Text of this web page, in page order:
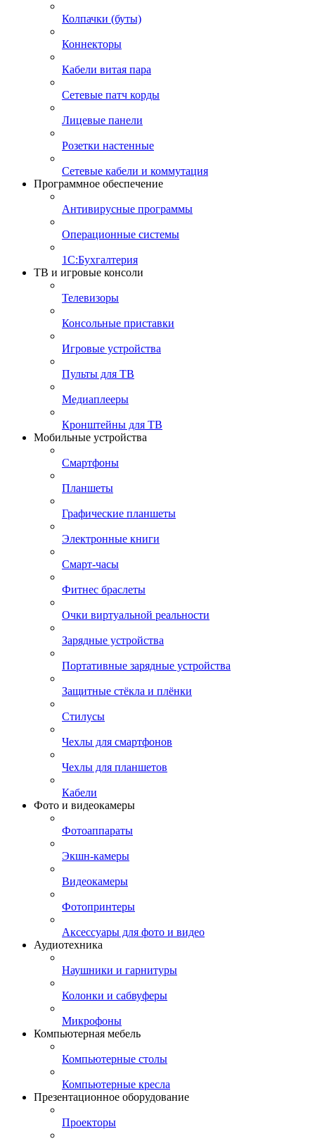
Колпачки (буты)
Коннекторы
Кабели витая пара
Сетевые патч корды
Лицевые панели
Розетки настенные
Сетевые кабели и коммутация
Программное обеспечение
Антивирусные программы
Операционные системы
1С:Бухгалтерия
ТВ и игровые консоли
Телевизоры
Консольные приставки
Игровые устройства
Пульты для ТВ
Медиаплееры
Кронштейны для ТВ
Мобильные устройства
Смартфоны
Планшеты
Графические планшеты
Электронные книги
Смарт-часы
Фитнес браслеты
Очки виртуальной реальности
Зарядные устройства
Портативные зарядные устройства
Защитные стёкла и плёнки
Стилусы
Чехлы для смартфонов
Чехлы для планшетов
Кабели
Фото и видеокамеры
Фотоаппараты
Экшн-камеры
Видеокамеры
Фотопринтеры
Аксессуары для фото и видео
Аудиотехника
Наушники и гарнитуры
Колонки и сабвуферы
Микрофоны
Компьютерная мебель
Компьютерные столы
Компьютерные кресла
Презентационное оборудование
Проекторы